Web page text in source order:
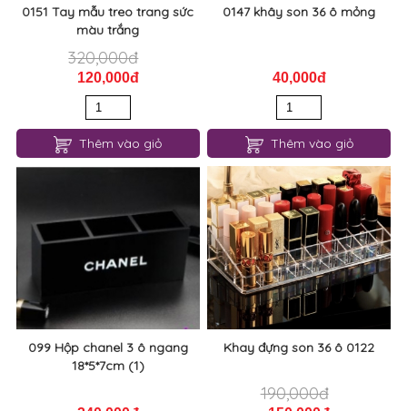
0151 Tay mẫu treo trang sức
màu trắng
320,000đ
120,000đ
Thêm vào giỏ
0147 khây son 36 ô mỏng
40,000đ
Thêm vào giỏ
099 Hộp chanel 3 ô ngang
18*5*7cm (1)
Khay đựng son 36 ô 0122
190,000đ